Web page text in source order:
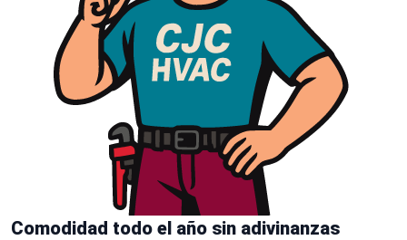
Comodidad todo el año sin adivinanzas